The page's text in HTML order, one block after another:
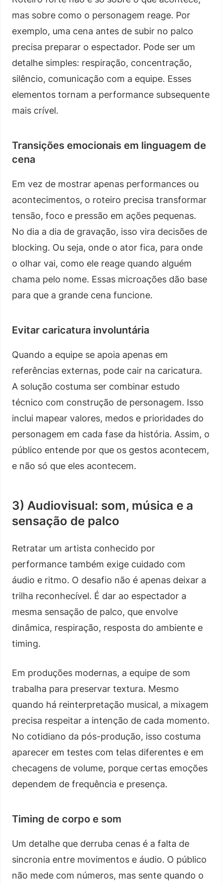
mas sobre como o personagem reage. Por
exemplo, uma cena antes de subir no palco
precisa preparar o espectador. Pode ser um
detalhe simples: respiração, concentração,
silêncio, comunicação com a equipe. Esses
elementos tornam a performance subsequente
mais crível.
Transições emocionais em linguagem de
cena
Em vez de mostrar apenas performances ou
acontecimentos, o roteiro precisa transformar
tensão, foco e pressão em ações pequenas.
No dia a dia de gravação, isso vira decisões de
blocking. Ou seja, onde o ator fica, para onde
o olhar vai, como ele reage quando alguém
chama pelo nome. Essas microações dão base
para que a grande cena funcione.
Evitar caricatura involuntária
Quando a equipe se apoia apenas em
referências externas, pode cair na caricatura.
A solução costuma ser combinar estudo
técnico com construção de personagem. Isso
inclui mapear valores, medos e prioridades do
personagem em cada fase da história. Assim, o
público entende por que os gestos acontecem,
e não só que eles acontecem.
3) Audiovisual: som, música e a
sensação de palco
Retratar um artista conhecido por
performance também exige cuidado com
áudio e ritmo. O desafio não é apenas deixar a
trilha reconhecível. É dar ao espectador a
mesma sensação de palco, que envolve
dinâmica, respiração, resposta do ambiente e
timing.
Em produções modernas, a equipe de som
trabalha para preservar textura. Mesmo
quando há reinterpretação musical, a mixagem
precisa respeitar a intenção de cada momento.
No cotidiano da pós-produção, isso costuma
aparecer em testes com telas diferentes e em
checagens de volume, porque certas emoções
dependem de frequência e presença.
Timing de corpo e som
Um detalhe que derruba cenas é a falta de
sincronia entre movimentos e áudio. O público
não mede com números, mas sente quando o